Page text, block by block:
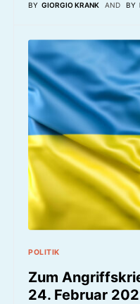
BY GIORGIO KRANK AND BY
POLITIK
Zum
24. Februar